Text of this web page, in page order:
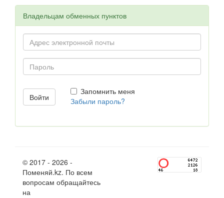
Владельцам обменных пунктов
Запомнить меня
Забыли пароль?
© 2017 - 2026 -
Поменяй.kz. По всем
вопросам обращайтесь
на